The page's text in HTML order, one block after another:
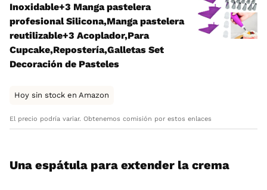
Inoxidable+3 Manga pastelera
profesional Silicona,Manga pastelera
reutilizable+3 Acoplador,Para
Cupcake,Repostería,Galletas Set
Decoración de Pasteles
Hoy sin stock en Amazon
El precio podría variar. Obtenemos comisión por estos enlaces
Una espátula para extender la crema